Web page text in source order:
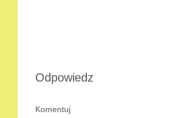
Odpowiedz
Komentuj